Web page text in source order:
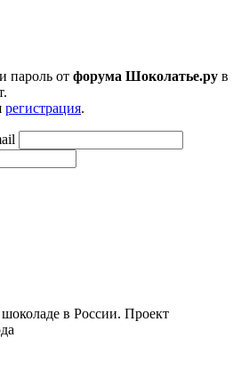
от форума Шоколатье.ру в
регистрация.
в России. Проект